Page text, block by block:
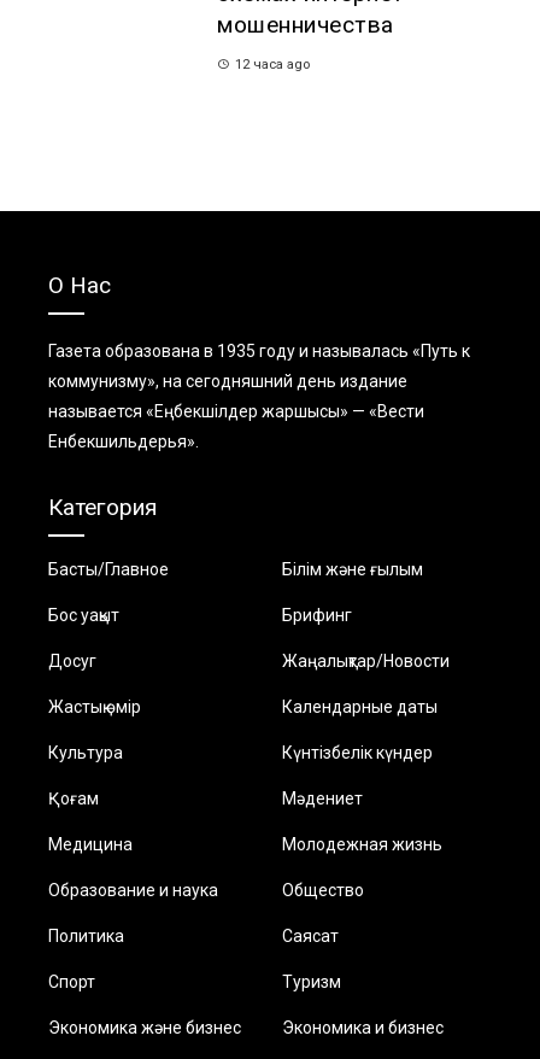
мошенничества
12 часа ago
О Нас
Газета образована в 1935 году и называлась «Путь к
коммунизму», на сегодняшний день издание
называется «Еңбекшiлдер жаршысы» — «Вести
Енбекшильдерья».
Категория
Басты/Главное Білім және ғылым
Бос уақыт Брифинг
Досуг Жаңалықтар/Новости
Жастық өмір Календарные даты
Культура Күнтізбелік күндер
Қоғам Мәдениет
Медицина Молодежная жизнь
Образование и наука Общество
Политика Саясат
Спорт Туризм
Экономика және бизнес Экономика и бизнес